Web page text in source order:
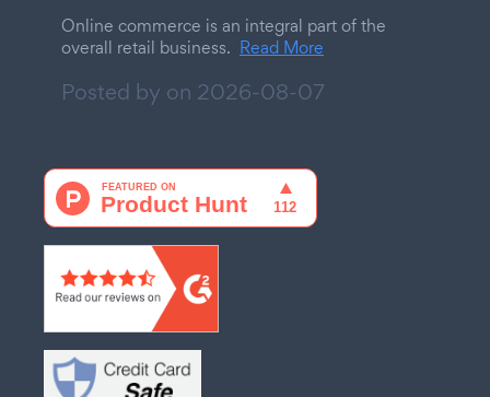
Online commerce is an integral part of the
overall retail business. Read More
Posted by on 2026-08-07